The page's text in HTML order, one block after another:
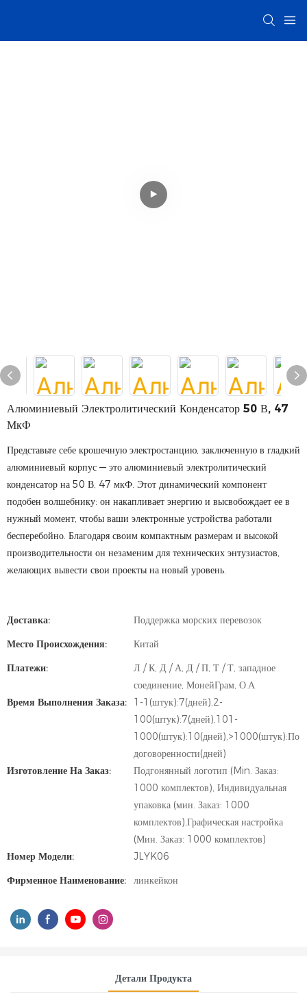
Алюминиевый Электролитический Конденсатор 50 В, 47
МкФ
Представьте себе крошечную электростанцию, заключенную в гладкий
алюминиевый корпус — это алюминиевый электролитический
конденсатор на 50 В, 47 мкФ. Этот динамический компонент
подобен волшебнику: он накапливает энергию и высвобождает ее в
нужный момент, чтобы ваши электронные устройства работали
бесперебойно. Благодаря своим компактным размерам и высокой
производительности он незаменим для технических энтузиастов,
желающих вывести свои проекты на новый уровень.
Доставка:
Поддержка морских перевозок
Место Происхождения:
Китай
Платежи:
Л / К, Д / А, Д / П, Т / Т, западное
соединение, МонейГрам, О.А.
Время Выполнения Заказа:
1-1(штук):7(дней),2-
100(штук):7(дней),101-
1000(штук):10(дней),>1000(штук):По
договоренности(дней)
Изготовление На Заказ:
Подгонянный логотип (Min. Заказ:
1000 комплектов), Индивидуальная
упаковка (мин. Заказ: 1000
комплектов),Графическая настройка
(Мин. Заказ: 1000 комплектов)
Номер Модели:
JLYK06
Фирменное Наименование:
линкейкон
Детали Продукта